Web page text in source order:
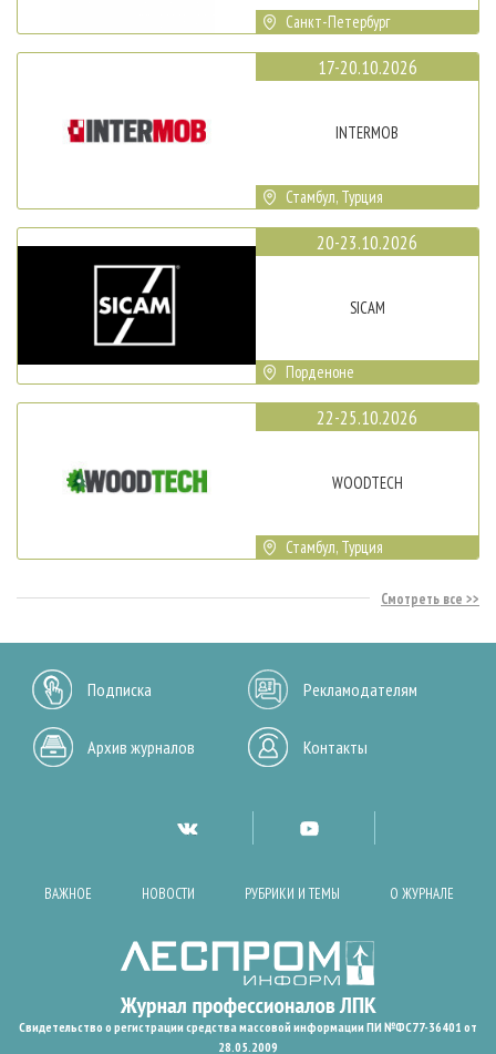
Санкт-Петербург
17-20.10.2026
INTERMOB
Стамбул, Турция
20-23.10.2026
SICAM
Порденоне
22-25.10.2026
WOODTECH
Стамбул, Турция
Смотреть все
Подписка Рекламодателям
Архив журналов Контакты
ВАЖНОЕ НОВОСТИ РУБРИКИ И ТЕМЫ О ЖУРНАЛЕ
Свидетельство о регистрации средства массовой информации ПИ №ФС77-36401 от
28.05.2009